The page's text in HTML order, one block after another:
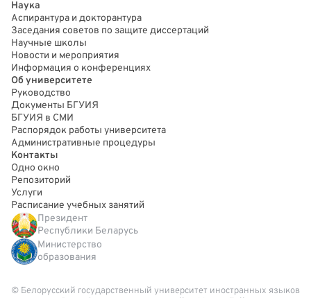
Наука
Аспирантура и докторантура
Заседания советов по защите диссертаций
Научные школы
Новости и мероприятия
Информация о конференциях
Об университете
Руководство
Документы БГУИЯ
БГУИЯ в СМИ
Распорядок работы университета
Административные процедуры
Контакты
Одно окно
Репозиторий
Услуги
Расписание учебных занятий
Президент
Республики Беларусь
Министерство
образования
© Белорусский государственный университет иностранных языков